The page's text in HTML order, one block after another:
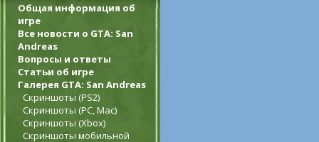
Общая информация об
игре
Все новости о GTA: San
Andreas
Вопросы и ответы
Статьи об игре
Галерея GTA: San Andreas
Скриншоты (PS2)
Скриншоты (PC, Mac)
Скриншоты (Xbox)
Скриншоты мобильной